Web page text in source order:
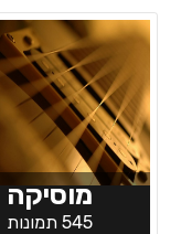
מוסיקה
545 תמונות